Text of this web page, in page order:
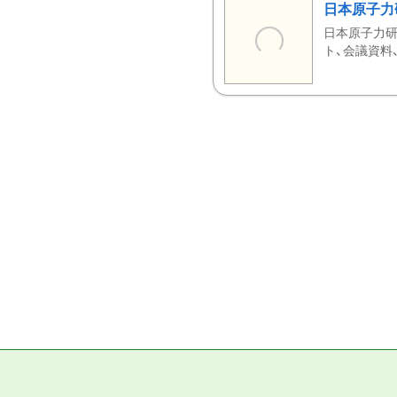
日本原子
日本原子力
ト、会議資